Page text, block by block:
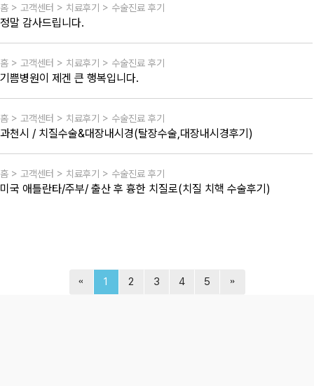
홈 > 고객센터 > 치료후기 > 수술진료 후기
정말 감사드립니다.
홈 > 고객센터 > 치료후기 > 수술진료 후기
기쁨병원이 제겐 큰 행복입니다.
홈 > 고객센터 > 치료후기 > 수술진료 후기
과천시 / 치질수술&대장내시경(탈장수술,대장내시경후기)
홈 > 고객센터 > 치료후기 > 수술진료 후기
미국 애틀란타/주부/ 출산 후 흉한 치질로(치질 치핵 수술후기)
1 2 3 4 5